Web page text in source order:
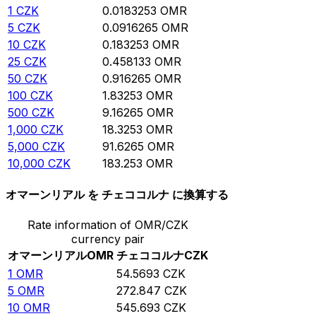
1 CZK 0.0183253 OMR
5 CZK 0.0916265 OMR
10 CZK 0.183253 OMR
25 CZK 0.458133 OMR
50 CZK 0.916265 OMR
100 CZK 1.83253 OMR
500 CZK 9.16265 OMR
1,000 CZK 18.3253 OMR
5,000 CZK 91.6265 OMR
10,000 CZK 183.253 OMR
オマーンリアル を チェココルナ に換算する
Rate information of OMR/CZK
currency pair
オマーンリアルOMR チェココルナCZK
1 OMR 54.5693 CZK
5 OMR 272.847 CZK
10 OMR 545.693 CZK